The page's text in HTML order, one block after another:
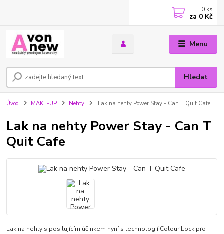
Menu
Hledat
0 ks
za 0 Kč
Úvod MAKE-UP Nehty Lak na nehty Power Stay - Can T Quit Cafe
Lak na nehty Power Stay - Can T
Quit Cafe
Lak na nehty s posilujícím účinkem nyní s technologií Colour Lock pro